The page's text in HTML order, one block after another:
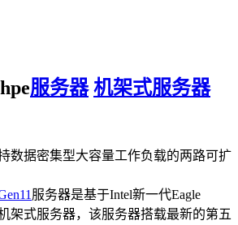
服务器 机架式服务器
数据密集型大容量工作负载的两路可扩
服务器是基于Intel新一代Eagle
架式服务器，该服务器搭载最新的第五